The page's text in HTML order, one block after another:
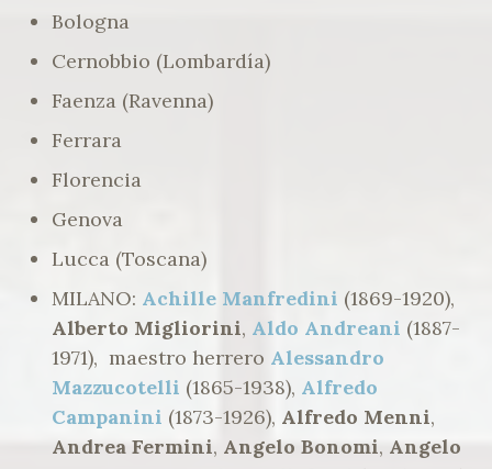
Bologna
Cernobbio (Lombardía)
Faenza (Ravenna)
Ferrara
Florencia
Genova
Lucca (Toscana)
MILANO: Achille Manfredini (1869-1920),
Alberto Migliorini, Aldo Andreani (1887-
1971), maestro herrero Alessandro
Mazzucotelli (1865-1938), Alfredo
Campanini (1873-1926), Alfredo Menni,
Andrea Fermini, Angelo Bonomi, Angelo